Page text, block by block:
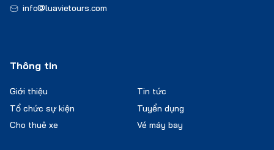
info@luavietours.com
Thông tin
Giới thiệu
Tổ chức sự kiện
Cho thuê xe
Vé máy bay
Tin tức
Tuyển dụng